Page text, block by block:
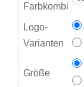
Farbkombi
Logo-
Varianten
Größe